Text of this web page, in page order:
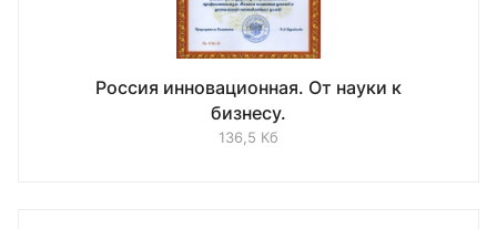
Россия инновационная. От науки к
бизнесу.
136,5 Кб